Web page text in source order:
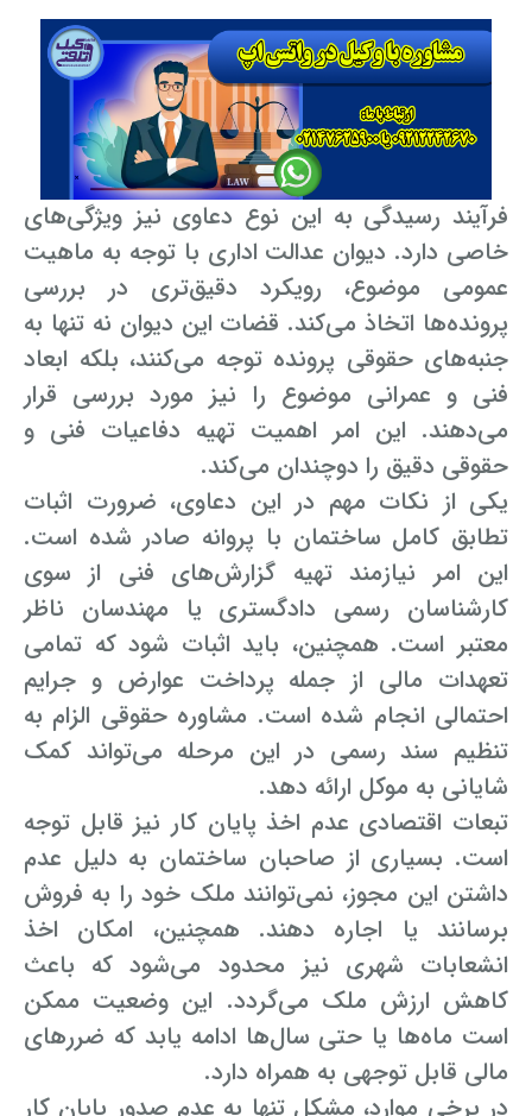
مجازات شکار غیر مجاز
تبانی در معاملات دولتی
اوراق کردن اتومبیل بدون مجوز قانونی
وکیل مواد مخدر
قانون آلودگی صوتی
شکایت از آلودگی صوتی
وکیل کیفری آنلاین
رویکرد حادثه بدون شاهد
مشاوره حقوقی تخریب
فرآیند رسیدگی به این نوع دعاوی نیز ویژگی‌های
خاصی دارد. دیوان عدالت اداری با توجه به ماهیت
عمومی موضوع، رویکرد دقیق‌تری در بررسی
پرونده‌ها اتخاذ می‌کند. قضات این دیوان نه تنها به
جنبه‌های حقوقی پرونده توجه می‌کنند، بلکه ابعاد
فنی و عمرانی موضوع را نیز مورد بررسی قرار
می‌دهند. این امر اهمیت تهیه دفاعیات فنی و
حقوقی دقیق را دوچندان می‌کند.
یکی از نکات مهم در این دعاوی، ضرورت اثبات
تطابق کامل ساختمان با پروانه صادر شده است.
این امر نیازمند تهیه گزارش‌های فنی از سوی
کارشناسان رسمی دادگستری یا مهندسان ناظر
معتبر است. همچنین، باید اثبات شود که تمامی
تعهدات مالی از جمله پرداخت عوارض و جرایم
احتمالی انجام شده است. مشاوره حقوقی الزام به
تنظیم سند رسمی در این مرحله می‌تواند کمک
شایانی به موکل ارائه دهد.
تبعات اقتصادی عدم اخذ پایان کار نیز قابل توجه
است. بسیاری از صاحبان ساختمان به دلیل عدم
داشتن این مجوز، نمی‌توانند ملک خود را به فروش
برسانند یا اجاره دهند. همچنین، امکان اخذ
انشعابات شهری نیز محدود می‌شود که باعث
کاهش ارزش ملک می‌گردد. این وضعیت ممکن
است ماه‌ها یا حتی سال‌ها ادامه یابد که ضررهای
مالی قابل توجهی به همراه دارد.
در برخی موارد، مشکل تنها به عدم صدور پایان کار